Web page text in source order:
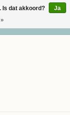
Is dat akkoord?
Ja